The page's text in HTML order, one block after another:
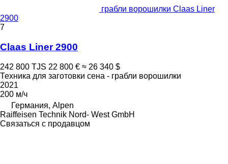
грабли ворошилки Claas Liner
2900
7
Claas Liner 2900
242 800 TJS 22 800 € ≈ 26 340 $
Техника для заготовки сена - грабли ворошилки
2021
200 м/ч
Германия, Alpen
Raiffeisen Technik Nord- West GmbH
Связаться с продавцом